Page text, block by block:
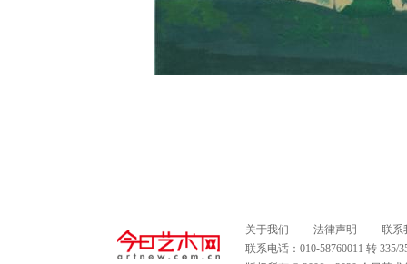
关于我们 法律声明
联系
联系电话：010-58760011 转